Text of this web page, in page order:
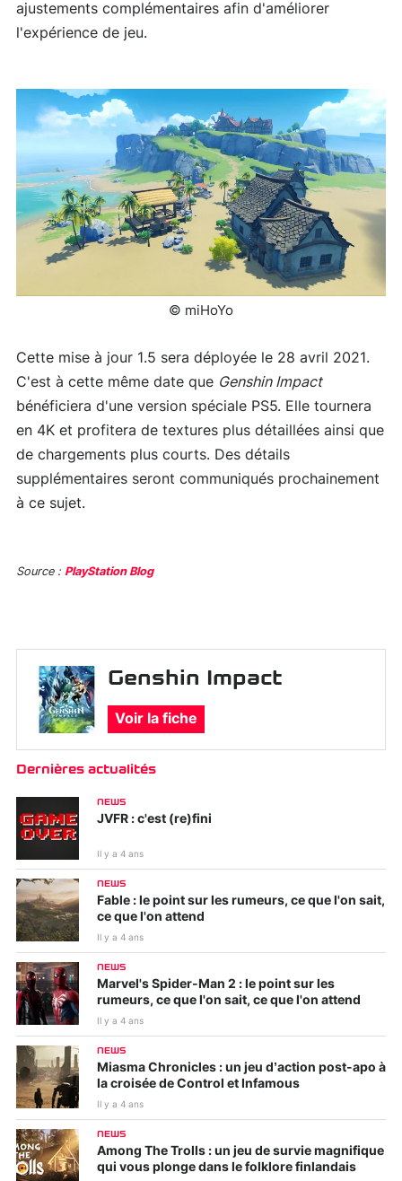
ajustements complémentaires afin d'améliorer
l'expérience de jeu.
© miHoYo
Cette mise à jour 1.5 sera déployée le 28 avril 2021.
C'est à cette même date que Genshin Impact
bénéficiera d'une version spéciale PS5. Elle tournera
en 4K et profitera de textures plus détaillées ainsi que
de chargements plus courts. Des détails
supplémentaires seront communiqués prochainement
à ce sujet.
Source : PlayStation Blog
Genshin Impact
Voir la fiche
Dernières actualités
NEWS
JVFR : c'est (re)fini
Il y a 4 ans
NEWS
Fable : le point sur les rumeurs, ce que l'on sait,
ce que l'on attend
Il y a 4 ans
NEWS
Marvel's Spider-Man 2 : le point sur les
rumeurs, ce que l'on sait, ce que l'on attend
Il y a 4 ans
NEWS
Miasma Chronicles : un jeu d’action post-apo à
la croisée de Control et Infamous
Il y a 4 ans
NEWS
Among The Trolls : un jeu de survie magnifique
qui vous plonge dans le folklore finlandais